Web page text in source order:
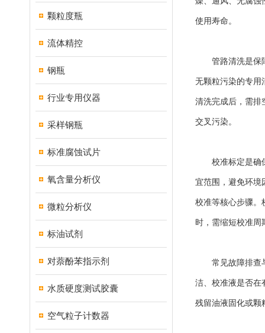
颗粒度瓶
流体精控
钢瓶
行业专用仪器
采样钢瓶
标准腐蚀试片
氧含量分析仪
微粒分析仪
标油试剂
对萘酚苯指示剂
水质硬度测试胶囊
空气粒子计数器
使用寿命。
管路清洗是保障
无颗粒污染的专用
清洗完成后，需排
交叉污染。
校准标定是确保
宜范围，避免环境
校准等核心步骤。
时，需缩短校准周
常见故障排查与
洁、校准液是否在
残留油液固化或颗